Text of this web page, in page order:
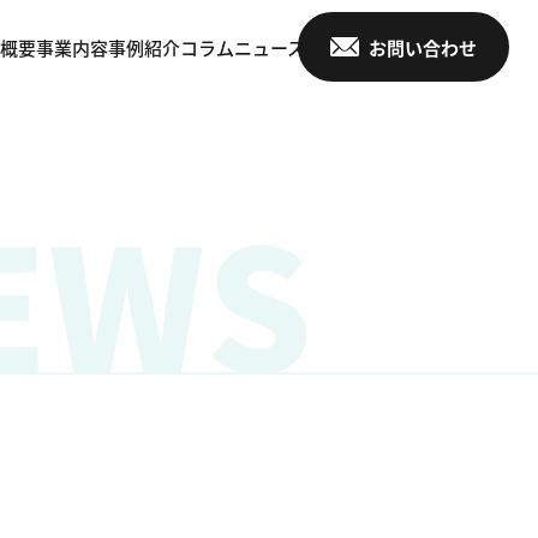
要事業内容事例紹介コラムニュース お問い合わせ